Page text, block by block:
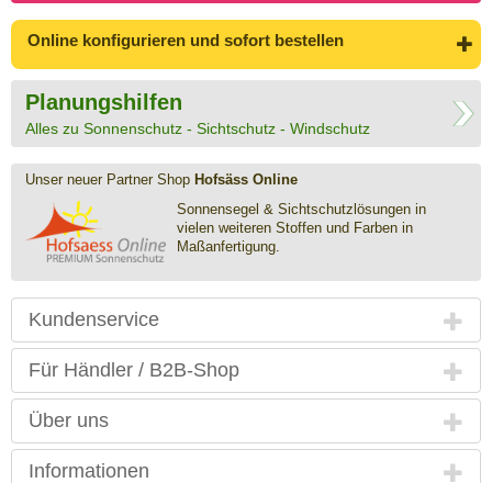
Online konfigurieren und sofort bestellen
Planungshilfen
Alles zu Sonnenschutz - Sichtschutz - Windschutz
Unser neuer Partner Shop Hofsäss Online
Sonnensegel & Sichtschutz­lösungen in
vielen weiteren Stoffen und Farben in
Maßanfertigung.
Kundenservice
Für Händler / B2B-Shop
Über uns
Informationen